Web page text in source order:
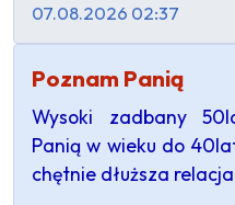
07.08.2026 02:37
Poznam Panią
Wysoki zadbany
Panią w wieku do
chętnie dłuższa